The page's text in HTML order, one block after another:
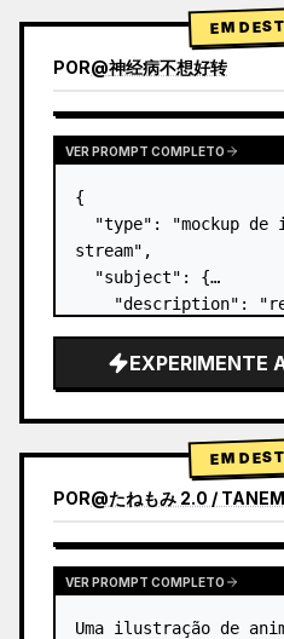
EM
POR@神经病不想好转
VER PROMPT COMPLETO
{
"type": "mockup de
stream",
  "subject": {
"description":
preta com um gráfico
em branco",
EXPERIMENTE
EM
POR@たねもみ 2.0 / TANEMOMI VER2.0
VER PROMPT COMPLETO
Uma ilustração de